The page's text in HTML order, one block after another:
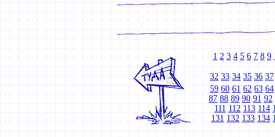
1 2 3 4 5 6 7 8 9
32 33 34 35 36 37
59 60 61 62 63 64
87 88 89 90 91 92
111 112 113 114
131 132 133 134